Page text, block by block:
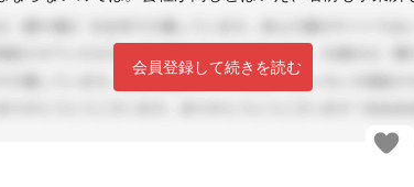
会員登録して続きを読む